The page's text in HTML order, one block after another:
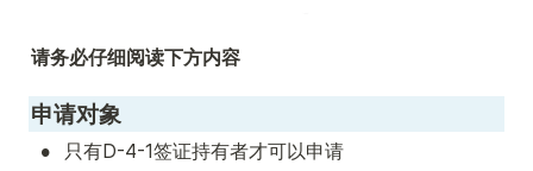
请务必仔细阅读下方内容
申请对象
• 只有D-4-1签证持有者才可以申请